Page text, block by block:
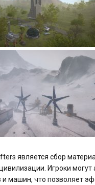
является сбор
Игроки
машин, что позволяет